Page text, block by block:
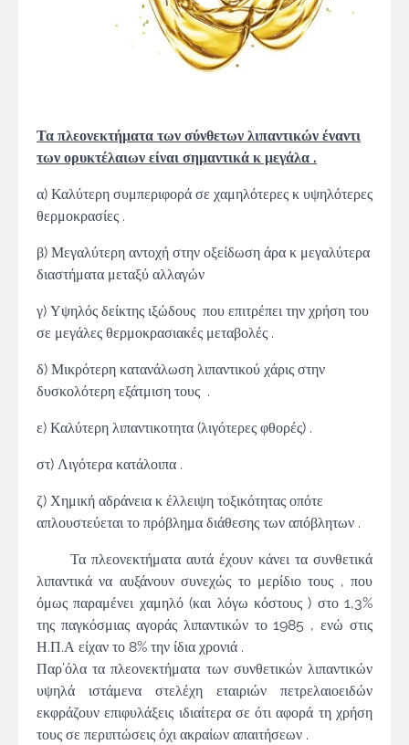
Τα πλεονεκτήματα των σύνθετων λιπαντικών έναντι
των ορυκτέλαιων είναι σημαντικά κ μεγάλα .
α) Καλύτερη συμπεριφορά σε χαμηλότερες κ υψηλότερες
θερμοκρασίες .
β) Μεγαλύτερη αντοχή στην οξείδωση άρα κ μεγαλύτερα
διαστήματα μεταξύ αλλαγών
γ) Υψηλός δείκτης ιξώδους που επιτρέπει την χρήση του
σε μεγάλες θερμοκρασιακές μεταβολές .
δ) Μικρότερη κατανάλωση λιπαντικού χάρις στην
δυσκολότερη εξάτμιση τους .
ε) Καλύτερη λιπαντικοτητα (λιγότερες φθορές) .
στ) Λιγότερα κατάλοιπα .
ζ) Χημική αδράνεια κ έλλειψη τοξικότητας οπότε
απλουστεύεται το πρόβλημα διάθεσης των απόβλητων .
Τα πλεονεκτήματα αυτά έχουν κάνει τα συνθετικά
λιπαντικά να αυξάνουν συνεχώς το μερίδιο τους , που
όμως παραμένει χαμηλό (και λόγω κόστους ) στο 1,3%
της παγκόσμιας αγοράς λιπαντικών το 1985 , ενώ στις
Η.Π.Α είχαν το 8% την ίδια χρονιά .
Παρ’όλα τα πλεονεκτήματα των συνθετικών λιπαντικών
υψηλά ιστάμενα στελέχη εταιριών πετρελαιοειδών
εκφράζουν επιφυλάξεις ιδιαίτερα σε ότι αφορά τη χρήση
τους σε περιπτώσεις όχι ακραίων απαιτήσεων .